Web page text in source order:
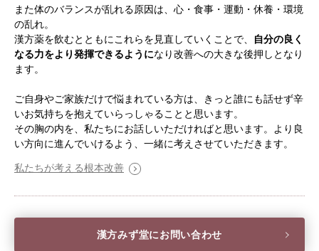
漢方みず堂とは
お知らせ イベント・講座
漢方を知る 皆様からのご質問
採用情報 オンラインショップ
お問い合わせ
また体のバランスが乱れる原因は、心・食事・運動・休養・環境
の乱れ。
漢方薬を飲むとともにこれらを見直していくことで、
自分の良く
なる力をより発揮できるようになり改善への大きな後押しとなり
ます。
ご自身やご家族だけで悩まれている方は、きっと誰にも話せず辛
いお気持ちを抱えていらっしゃることと思います。
その胸の内を、私たちにお話しいただければと思います。より良
い方向に進んでいけるよう、一緒に考えさせていただきます。
私たちが考える根本改善
漢方みず堂にお問い合わせ